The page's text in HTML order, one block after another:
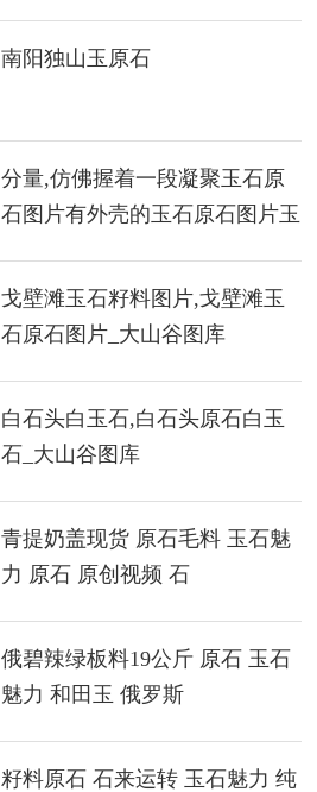
南阳独山玉原石
分量,仿佛握着一段凝聚玉石原
石图片有外壳的玉石原石图片玉
戈壁滩玉石籽料图片,戈壁滩玉
石原石图片_大山谷图库
白石头白玉石,白石头原石白玉
石_大山谷图库
青提奶盖现货 原石毛料 玉石魅
力 原石 原创视频 石
俄碧辣绿板料19公斤 原石 玉石
魅力 和田玉 俄罗斯
籽料原石 石来运转 玉石魅力 纯